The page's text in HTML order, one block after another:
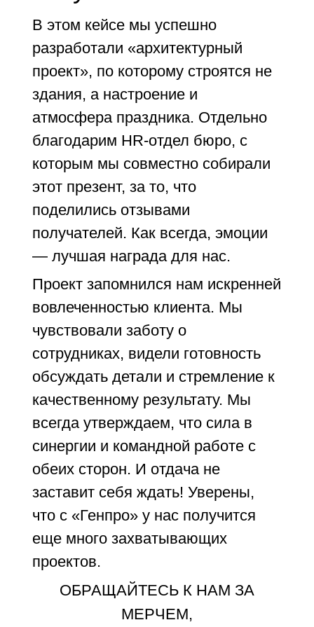
В этом кейсе мы успешно
разработали «архитектурный
проект», по которому строятся не
здания, а настроение и
атмосфера праздника. Отдельно
благодарим HR-отдел бюро, с
которым мы совместно собирали
этот презент, за то, что
поделились отзывами
получателей. Как всегда, эмоции
— лучшая награда для нас.
Проект запомнился нам искренней
вовлеченностью клиента. Мы
чувствовали заботу о
сотрудниках, видели готовность
обсуждать детали и стремление к
качественному результату. Мы
всегда утверждаем, что сила в
синергии и командной работе с
обеих сторон. И отдача не
заставит себя ждать! Уверены,
что с «Генпро» у нас получится
еще много захватывающих
проектов.
ОБРАЩАЙТЕСЬ К НАМ ЗА
МЕРЧЕМ,